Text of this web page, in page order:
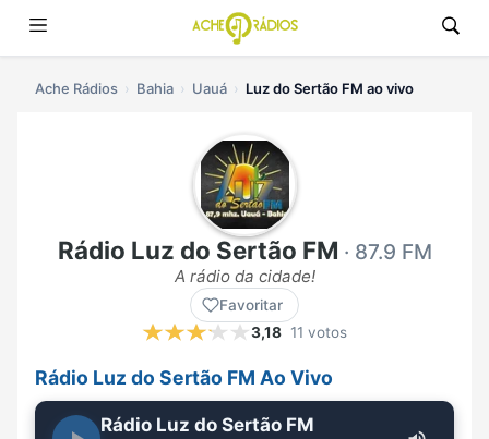
Ache Rádios Bahia Uauá Luz do Sertão FM ao vivo
Rádio Luz do Sertão FM · 87.9 FM
A rádio da cidade!
Favoritar
3,18 11 votos
Rádio Luz do Sertão FM Ao Vivo
Rádio Luz do Sertão FM